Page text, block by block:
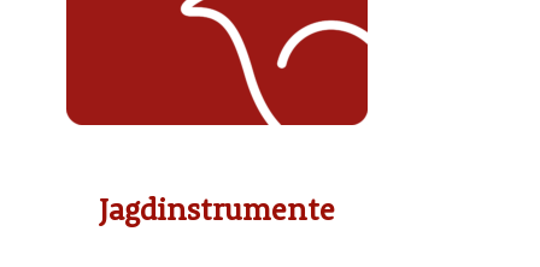
Jagdinstrumente